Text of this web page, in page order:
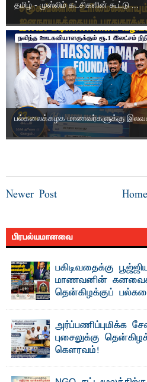
தமிழ் - முஸ்லிம் கட்சிகளின் கூட்டு ...
பல்கலைக்கழக மாணவர்களுக்கு
Newer Post Home
பிரபல்யமானவை
பகிடிவதைக்கு
மாணவனின் கனவைக்
தென்கிழக்குப்
"ஒ ரு மாணவனின் அல்லது
கலைக்கப்படாது" என்ற
அர்ப்பணிப்புமிக்க
புசைலுக்கு
கௌரவம்!